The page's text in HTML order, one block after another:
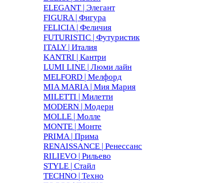
ELEGANT | Элегант
FIGURA | Фигура
FELICIA | Феличия
FUTURISTIC | Футуристик
ITALY | Италия
KANTRI | Кантри
LUMI LINE | Люми лайн
MELFORD | Мелфорд
MIA MARIA | Мия Мария
MILETTI | Милетти
MODERN | Модерн
MOLLE | Молле
MONTE | Монте
PRIMA | Прима
RENAISSANCE | Ренессанс
RILIEVO | Рильево
STYLE | Стайл
TECHNO | Техно